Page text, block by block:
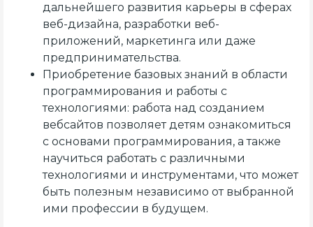
дальнейшего развития карьеры в сферах
веб-дизайна, разработки веб-
приложений, маркетинга или даже
предпринимательства.
Приобретение базовых знаний в области
программирования и работы с
технологиями: работа над созданием
вебсайтов позволяет детям ознакомиться
с основами программирования, а также
научиться работать с различными
технологиями и инструментами, что может
быть полезным независимо от выбранной
ими профессии в будущем.